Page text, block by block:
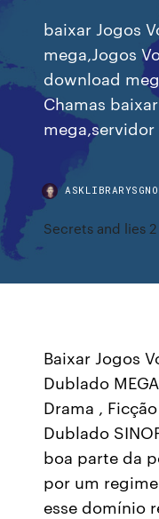
baixar Jogos
mega,Jogos
download
Chamas
Secrets and lies
Baixar Jogos
Dublado
Drama ,
Dublado
boa parte da
por um
esse domínio